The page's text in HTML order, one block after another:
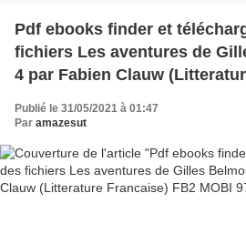
Pdf ebooks finder et
fichiers Les aventures de
4 par Fabien Clauw
Publié le 31/05/2021 à 01:47
Par amazesut